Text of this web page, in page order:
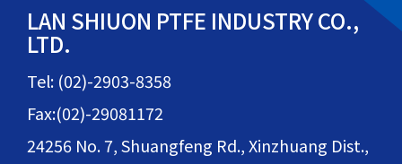
LAN SHIUON PTFE INDUSTRY CO.,
LTD.
Tel: (02)-2903-8358
Fax:(02)-29081172
24256 No. 7, Shuangfeng Rd., Xinzhuang Dist.,